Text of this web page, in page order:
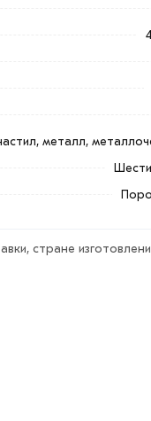
всем
обязательно).
металл,
стране